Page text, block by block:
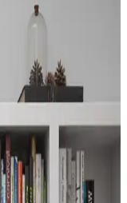
önemli. Doğal
dekorasyonunu
ve Estetiği
yumuşak yastıklar
kişisel tarzınıza
Kullanım